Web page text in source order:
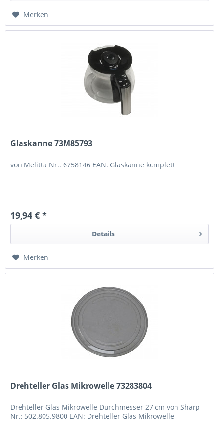
Merken
Glaskanne 73M85793
von Melitta Nr.: 6758146 EAN: Glaskanne komplett
19,94 € *
Details
Merken
Drehteller Glas Mikrowelle 73283804
Drehteller Glas Mikrowelle Durchmesser 27 cm von Sharp
Nr.: 502.805.9800 EAN: Drehteller Glas Mikrowelle